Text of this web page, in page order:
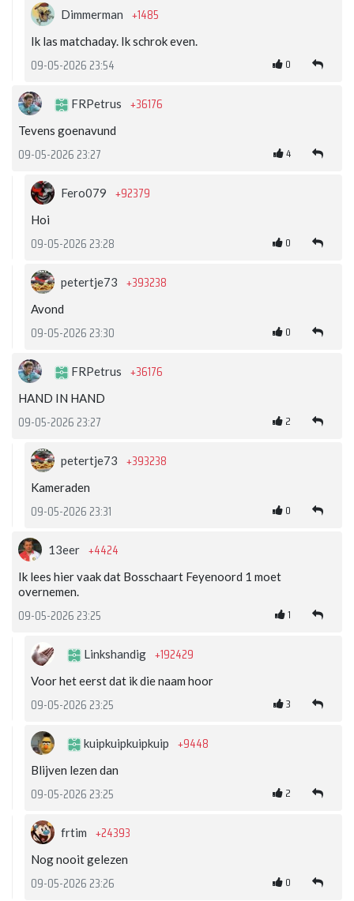
Dimmerman +1485
Ik las matchaday. Ik schrok even.
09-05-2026 23:54 0
FRPetrus +36176
Tevens goenavund
09-05-2026 23:27 4
Fero079 +92379
Hoi
09-05-2026 23:28 0
petertje73 +393238
Avond
09-05-2026 23:30 0
FRPetrus +36176
HAND IN HAND
09-05-2026 23:27 2
petertje73 +393238
Kameraden
09-05-2026 23:31 0
13eer +4424
Ik lees hier vaak dat Bosschaart Feyenoord 1 moet
overnemen.
09-05-2026 23:25 1
Linkshandig +192429
Voor het eerst dat ik die naam hoor
09-05-2026 23:25 3
kuipkuipkuipkuip +9448
Blijven lezen dan
09-05-2026 23:25 2
frtim +24393
Nog nooit gelezen
09-05-2026 23:26 0